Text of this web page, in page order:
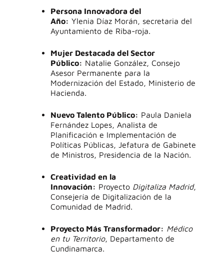
Persona Innovadora del
Año: Ylenia Díaz Morán, secretaria del
Ayuntamiento de Riba-roja.
Mujer Destacada del Sector
Público: Natalie González, Consejo
Asesor Permanente para la
Modernización del Estado, Ministerio de
Hacienda.
Nuevo Talento Público: Paula Daniela
Fernández Lopes, Analista de
Planificación e Implementación de
Políticas Públicas, Jefatura de Gabinete
de Ministros, Presidencia de la Nación.
Creatividad en la
Innovación: Proyecto Digitaliza Madrid,
Consejería de Digitalización de la
Comunidad de Madrid.
Proyecto Más Transformador: Médico
en tu Territorio, Departamento de
Cundinamarca.